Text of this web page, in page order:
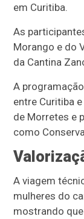
em Curitiba.
As
Morango e do
da Cantina
A
entre Curitiba
de Morretes e
como
A viagem
mulheres do
mostrando